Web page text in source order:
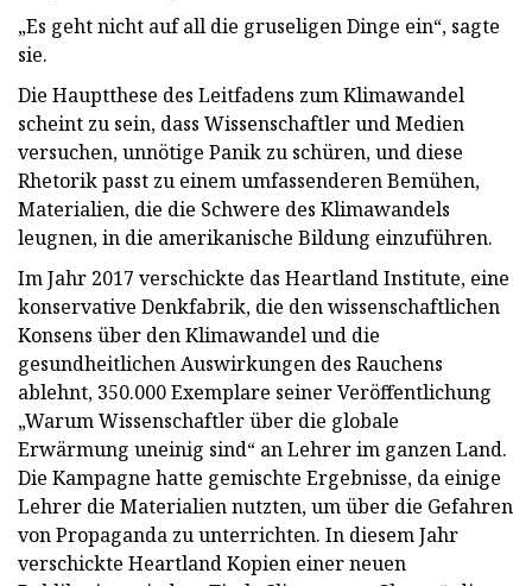
„Es geht nicht auf all die gruseligen Dinge ein“, sagte
sie.
Die Hauptthese des Leitfadens zum Klimawandel
scheint zu sein, dass Wissenschaftler und Medien
versuchen, unnötige Panik zu schüren, und diese
Rhetorik passt zu einem umfassenderen Bemühen,
Materialien, die die Schwere des Klimawandels
leugnen, in die amerikanische Bildung einzuführen.
Im Jahr 2017 verschickte das Heartland Institute, eine
konservative Denkfabrik, die den wissenschaftlichen
Konsens über den Klimawandel und die
gesundheitlichen Auswirkungen des Rauchens
ablehnt, 350.000 Exemplare seiner Veröffentlichung
„Warum Wissenschaftler über die globale
Erwärmung uneinig sind“ an Lehrer im ganzen Land.
Die Kampagne hatte gemischte Ergebnisse, da einige
Lehrer die Materialien nutzten, um über die Gefahren
von Propaganda zu unterrichten. In diesem Jahr
verschickte Heartland Kopien einer neuen